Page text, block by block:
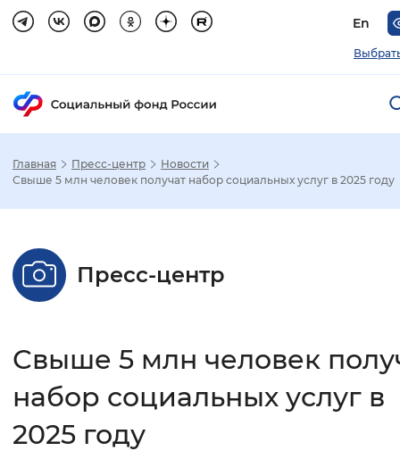
En
Размер шрифта
Шрифт
Главная Пресс-центр
Новости
Свыше 5 млн человек получат набор социальных услуг в 2025 году
Пресс-центр
Свыше 5 млн человек
набор социальных услуг в
2025 году